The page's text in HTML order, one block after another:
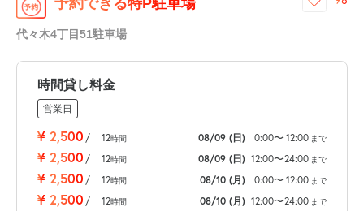
代々木4丁目51駐車場
時間貸し料金
営業日
¥ 2,500 / 12時間 08/09 (日) 0:00〜 12:00 まで
¥ 2,500 / 12時間 08/09 (日) 12:00〜24:00 まで
¥ 2,500 / 12時間 08/10 (月) 0:00〜 12:00 まで
¥ 2,500 / 12時間 08/10 (月) 12:00〜24:00 まで